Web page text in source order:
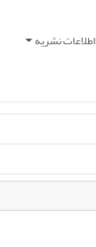
اطلاعات نشریه